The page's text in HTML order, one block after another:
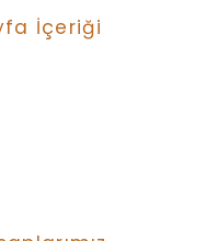
İçeriği